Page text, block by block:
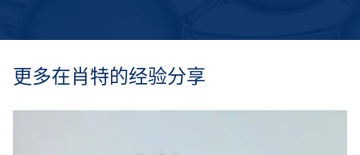
更多在肖特的经验分享